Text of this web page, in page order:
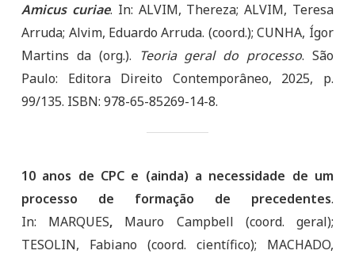
Amicus curiae. In: ALVIM, Thereza; ALVIM, Teresa
Arruda; Alvim, Eduardo Arruda. (coord.); CUNHA, Ígor
Martins da (org.). Teoria geral do processo. São
Paulo: Editora Direito Contemporâneo, 2025, p.
99/135. ISBN: 978-65-85269-14-8.
10 anos de CPC e (ainda) a necessidade de um
processo de formação de precedentes.
In:
MARQUES, Mauro Campbell (coord. geral);
TESOLIN, Fabiano (coord. científico); MACHADO,